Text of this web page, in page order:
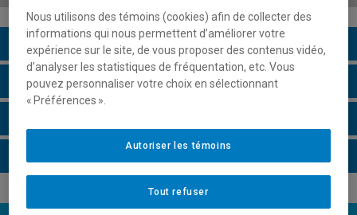
Description du cours
Horaire - Été 2026
Nous utilisons des témoins (cookies) afin de collecter des
informations qui nous permettent d’améliorer votre
expérience sur le site, de vous proposer des contenus vidéo,
d’analyser les statistiques de fréquentation, etc. Vous
pouvez personnaliser votre choix en sélectionnant
« Préférences ».
Tout refuser
Autoriser les témoins